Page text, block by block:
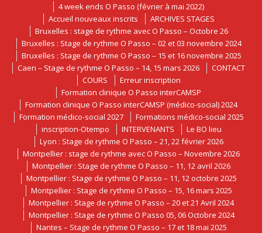
4 week ends O Passo (février à mai 2022)
Accueil nouveaux inscrits
ARCHIVES STAGES
Bruxelles : stage de rythme avec O Passo – Octobre 26
Bruxelles : Stage de rythme O Passo – 02 et 03 novembre 2024
Bruxelles : Stage de rythme O Passo – 15 et 16 novembre 2025
Caen – Stage de rythme O Passo – 14, 15 mars 2026
CONTACT
COURS
Erreur inscription
Formation clinique O Passo interCAMSP
Formation clinique O Passo interCAMSP (médico-social) 2024
Formation médico-social 2027
Formations médico-social 2025
inscription-Otempo
INTERVENANTS
Le BO lieu
Lyon : Stage de rythme O Passo – 21, 22 février 2026
Montpellier : stage de rythme avec O Passo – Novembre 2026
Montpellier : Stage de rythme O Passo – 11, 12 avril 2026
Montpellier : Stage de rythme O Passo – 11, 12 octobre 2025
Montpellier : Stage de rythme O Passo – 15, 16 mars 2025
Montpellier : Stage de rythme O Passo – 20 et 21 Avril 2024
Montpellier : Stage de rythme O Passo 05, 06 Octobre 2024
Nantes – Stage de rythme O Passo – 17 et 18 mai 2025